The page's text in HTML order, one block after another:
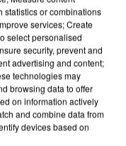
statistics or combinations
services; Create
select personalised
security, prevent and
advertising and content;
technologies may
browsing data to offer
on information actively
and combine data from
devices based on